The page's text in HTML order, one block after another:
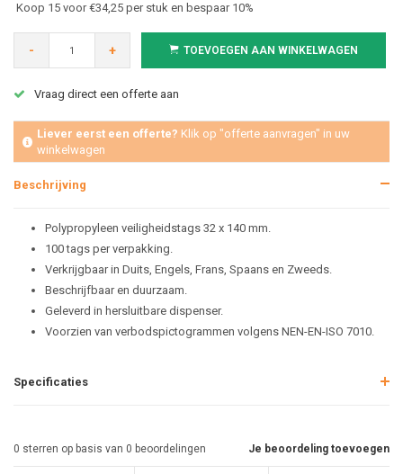
Koop 15 voor €34,25 per stuk en bespaar 10%
- + TOEVOEGEN AAN WINKELWAGEN
Vraag direct een offerte aan
Liever eerst een offerte? Klik op "offerte aanvragen" in uw
winkelwagen
Beschrijving
Polypropyleen veiligheidstags 32 x 140 mm.
100 tags per verpakking.
Verkrijgbaar in Duits, Engels, Frans, Spaans en Zweeds.
Beschrijfbaar en duurzaam.
Geleverd in hersluitbare dispenser.
Voorzien van verbodspictogrammen volgens NEN-EN-ISO 7010.
Specificaties
Je beoordeling toevoegen
0 sterren op basis van 0 beoordelingen